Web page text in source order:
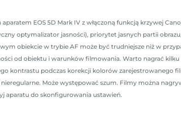
EOS 5D Mark IV z włączoną funkcją krzywej
optymalizator jasności), priorytet jasnych partii
obiekcie w trybie AF może być trudniejsze niż w
od obiektu i warunków filmowania. Warto nagrać
kontrastu podczas korekcji kolorów zarejestrowanego
Może występować szum. Filmy można
aparatu do skonfigurowania ustawień.